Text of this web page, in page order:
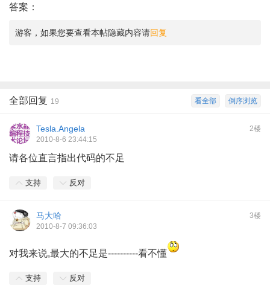
答案：
游客，如果您要查看本帖隐藏内容请回复
倒序浏览
看全部
全部回复 19
2楼
Tesla.Angela
2010-8-6 23:44:15
请各位直言指出代码的不足
支持 反对
3楼
马大哈
2010-8-7 09:36:03
对我来说,最大的不足是----------看不懂
支持 反对